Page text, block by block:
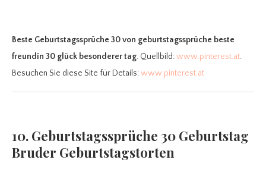
Beste Geburtstagssprüche 30von geburtstagssprüche beste
freundin 30 glück besonderer tag. Quellbild:www.pinterest.at.
Besuchen Sie diese Site für Details:www.pinterest.at
10. Geburtstagssprüche 30 Geburtstag
Bruder Geburtstagstorten